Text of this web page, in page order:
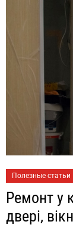
Полезные статьи
Ремонт у
двері,